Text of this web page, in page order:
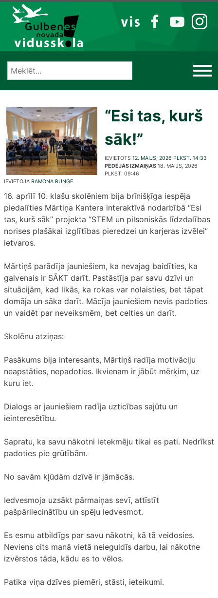
Izlaist
VIS
FB YT IG
“Esi tas, kurš
sāk!”
IEVIETOTS 12. MAIJS, 2026 PLKST. 14:33
PĒDĒJĀS IZMAIŅAS 18. MAIJS, 2026
PLKST. 09:46
IEVIETOJA RAMONA RUŅĢE
16. aprīlī 10. klašu skolēniem bija brīnišķīga iespēja
piedalīties Mārtiņa Kantera interaktīvā nodarbībā “Esi
tas, kurš sāk” projekta “STEM un pilsoniskās līdzdalības
norises plašākai izglītības pieredzei un karjeras izvēlei”
ietvaros.
Mārtiņš parādīja jauniešiem, ka nevajag baidīties, ka
galvenais ir SĀKT darīt. Pastāstīja par savu dzīvi un
situācijām, kad likās, ka rokas var nolaisties, bet tāpat
domāja un sāka darīt. Mācīja jauniešiem nevis padoties
un vaidēt par neveiksmēm, bet celties un darīt.
Skolēnu atziņas:
Pasākums bija interesants, Mārtiņš radīja motivāciju
neapstāties, nepadoties. Ikvienam ir jābūt mērķim, uz
kuru iet.
Dialogs ar jauniešiem radīja uzticības sajūtu un
ieinteresētību.
Sapratu, ka savu nākotni ietekmēju tikai es pati. Nedrīkst
padoties pie grūtībām.
No savām kļūdām dzīvē ir jāmācās.
Iedvesmoja uzsākt pārmaiņas sevī, attīstīt
pašpārliecinātību un spēju iedvesmot.
Es esmu atbildīgs par savu nākotni, kā tā veidosies.
Neviens cits manā vietā neieguldīs darbu, lai nākotne
izvērstos tāda, kādu es to vēlos.
Patika viņa dzīves piemēri, stāsti, ieteikumi.